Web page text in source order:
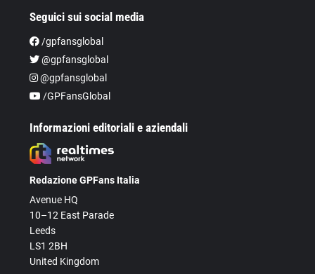
Seguici sui social media
/gpfansglobal
@gpfansglobal
@gpfansglobal
/GPFansGlobal
Informazioni editoriali e aziendali
Redazione GPFans Italia
Avenue HQ
10–12 East Parade
Leeds
LS1 2BH
United Kingdom